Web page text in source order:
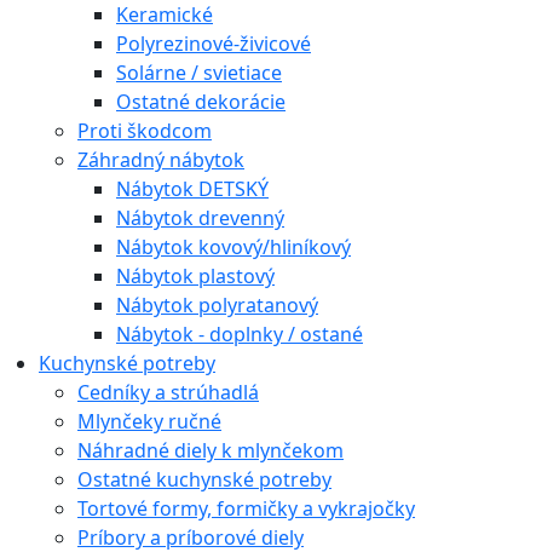
Keramické
Polyrezinové-živicové
Solárne / svietiace
Ostatné dekorácie
Proti škodcom
Záhradný nábytok
Nábytok DETSKÝ
Nábytok drevenný
Nábytok kovový/hliníkový
Nábytok plastový
Nábytok polyratanový
Nábytok - doplnky / ostané
Kuchynské potreby
Cedníky a strúhadlá
Mlynčeky ručné
Náhradné diely k mlynčekom
Ostatné kuchynské potreby
Tortové formy, formičky a vykrajočky
Príbory a príborové diely